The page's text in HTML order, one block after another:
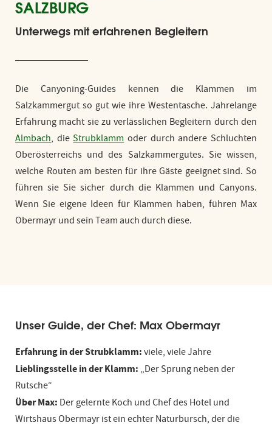
Lage & Anfahrt
SALZBURG
Unterwegs mit erfahrenen Begleitern
Die Canyoning-Guides kennen die Klammen im
Salzkammergut so gut wie ihre Westentasche. Jahrelange
Erfahrung macht sie zu verlässlichen Begleitern durch den
Almbach, dieStrubklammoder durch andere Schluchten
Oberösterreichs und des Salzkammergutes. Sie wissen,
welche Routen am besten für ihre Gäste geeignet sind. So
führen sie Sie sicher durch die Klammen und Canyons.
Wenn Sie eigene Ideen für Klammen haben, führen Max
Obermayr und sein Team auch durch diese.
Unser Guide, der Chef: Max Obermayr
Erfahrung in der Strubklamm:viele, viele Jahre
Lieblingsstelle in der Klamm: „Der Sprung neben der
Rutsche“
Über Max: Der gelernte Koch und Chef des Hotel und
Wirtshaus Obermayr ist ein echter Naturbursch, der die